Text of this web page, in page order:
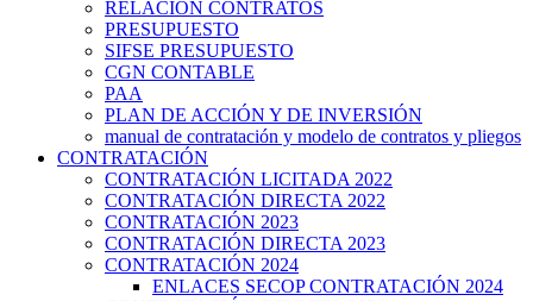
RELACIÓN CONTRATOS
PRESUPUESTO
SIFSE PRESUPUESTO
CGN CONTABLE
PAA
PLAN DE ACCIÓN Y DE INVERSIÓN
manual de contratación y modelo de contratos y pliegos
CONTRATACIÓN
CONTRATACIÓN LICITADA 2022
CONTRATACIÓN DIRECTA 2022
CONTRATACIÓN 2023
CONTRATACIÓN DIRECTA 2023
CONTRATACIÓN 2024
ENLACES SECOP CONTRATACIÓN 2024